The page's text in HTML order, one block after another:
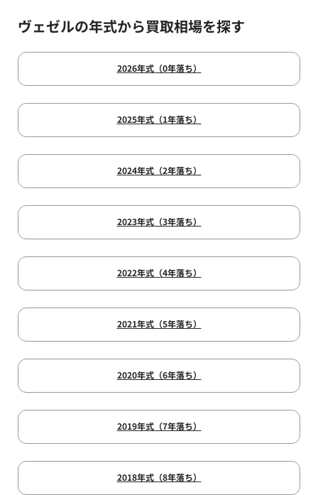
ヴェゼルの年式から買取相場を探す
2026年式（0年落ち）
2025年式（1年落ち）
2024年式（2年落ち）
2023年式（3年落ち）
2022年式（4年落ち）
2021年式（5年落ち）
2020年式（6年落ち）
2019年式（7年落ち）
2018年式（8年落ち）